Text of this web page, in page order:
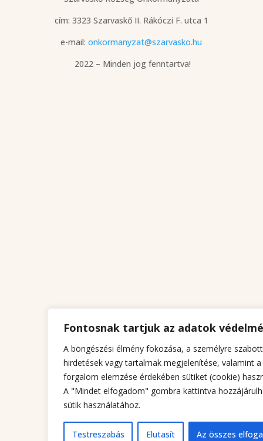
Fontosnak tartjuk az adatok
A böngészési élmény fokozása, a személyre szabott
hirdetések vagy tartalmak megjelenítése, valamint a
forgalom elemzése érdekében sütiket (cookie)
A "Mindet elfogadom" gombra kattintva
sütik használatához.
Testreszabás Elutasít Az összes
cím: 3323 Szarvaskő II. Rákóczi F. utca 1
e-mail:onkormanyzat@szarvasko.hu
2022 – Minden jog fenntartva!